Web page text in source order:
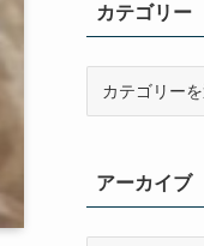
カテゴリー
ーアーカイブ